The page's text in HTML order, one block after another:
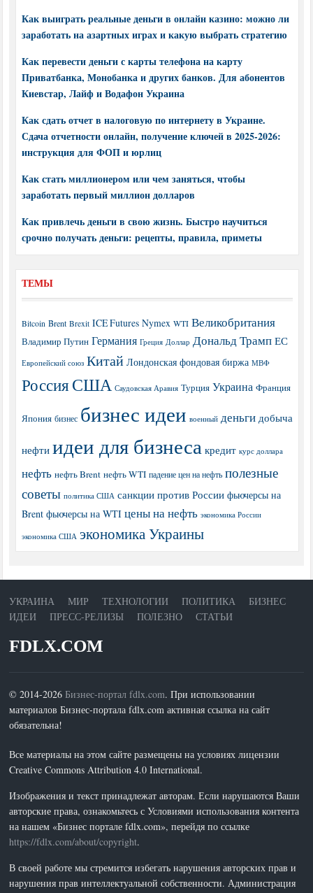
Как выиграть реальные деньги в онлайн казино: можно ли
заработать на азартных играх и какую выбрать стратегию
Как перевести деньги с карты телефона на карту
Приватбанка, Монобанка и других банков. Для абонентов
Киевстар, Лайф и Водафон Украина
Как сдать отчет в налоговую по интернету в Украине.
Сдача отчетности онлайн, получение ключей в 2025-2026:
инструкция для ФОП и юрлиц
Как стать миллионером или чем заняться, чтобы
заработать первый миллион долларов
Как привлечь деньги в свою жизнь. Быстро научиться
срочно получать деньги: рецепты, правила, приметы
ТЕМЫ
Bitcoin Brent Brexit ICE Futures Nymex WTI Великобритания
Владимир Путин Германия Греция Доллар Дональд Трамп ЕС
Европейский союз Китай Лондонская фондовая биржа МВФ
РоссияСША Саудовская Аравия Турция Украина Франция
Япония бизнес бизнес идеи военный деньги добыча
нефти идеи для бизнеса кредит курс доллара
нефть нефть Brent нефть WTI падение цен на нефть полезные
советы политика США санкции против России фьючерсы на
Brent фьючерсы на WTI цены на нефть экономика России
экономика США экономика Украины
УКРАИНА МИР ТЕХНОЛОГИИ ПОЛИТИКА
БИЗНЕС
ИДЕИ
ПРЕСС-РЕЛИЗЫ ПОЛЕЗНО СТАТЬИ
FDLX.COM
© 2014-2026 Бизнес-портал fdlx.com. При использовании
материалов Бизнес-портала fdlx.com активная ссылка на сайт
обязательна!
Все материалы на этом сайте размещены на условиях лицензии
Creative Commons Attribution 4.0 International.
Изображения и текст принадлежат авторам. Если нарушаются Ваши
авторские права, ознакомьтесь с Условиями использования контента
на нашем «Бизнес портале fdlx.com», перейдя по ссылке
https://fdlx.com/about/copyright.
В своей работе мы стремится избегать нарушения авторских прав и
нарушения прав интеллектуальной собственности. Администрация